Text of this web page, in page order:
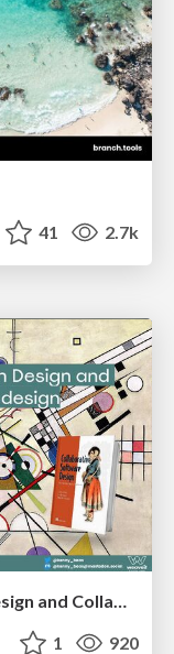
41 2.7k
Introduction to Domain-Driven Design and Collaborative software design
1 920